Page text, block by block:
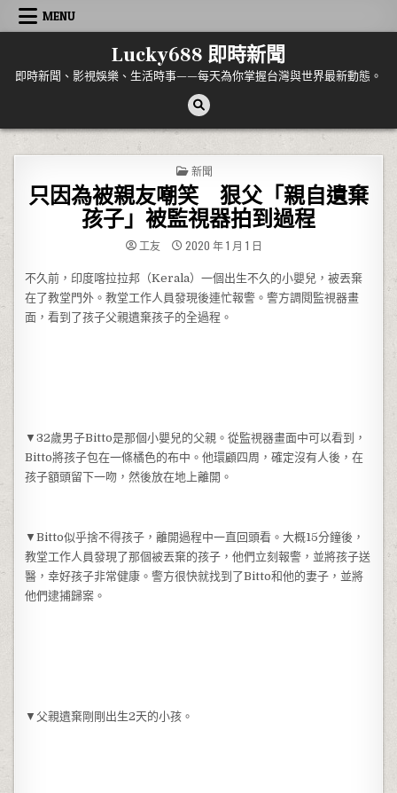
Skip to content
MENU
Lucky688 即時新聞
即時新聞、影視娛樂、生活時事——每天為你掌握台灣與世界最新動態。
POSTED IN
新聞
只因為被親友嘲笑 狠父「親自遺棄
孩子」被監視器拍到過程
工友 2020 年 1 月 1 日
不久前，印度喀拉拉邦（Kerala）一個出生不久的小嬰兒，被丟棄
在了教堂門外。教堂工作人員發現後連忙報警。警方調閱監視器畫
面，看到了孩子父親遺棄孩子的全過程。
▼32歲男子Bitto是那個小嬰兒的父親。從監視器畫面中可以看到，
Bitto將孩子包在一條橘色的布中。他環顧四周，確定沒有人後，在
孩子額頭留下一吻，然後放在地上離開。
▼Bitto似乎捨不得孩子，離開過程中一直回頭看。大概15分鐘後，
教堂工作人員發現了那個被丟棄的孩子，他們立刻報警，並將孩子送
醫，幸好孩子非常健康。警方很快就找到了Bitto和他的妻子，並將
他們逮捕歸案。
▼父親遺棄剛剛出生2天的小孩。